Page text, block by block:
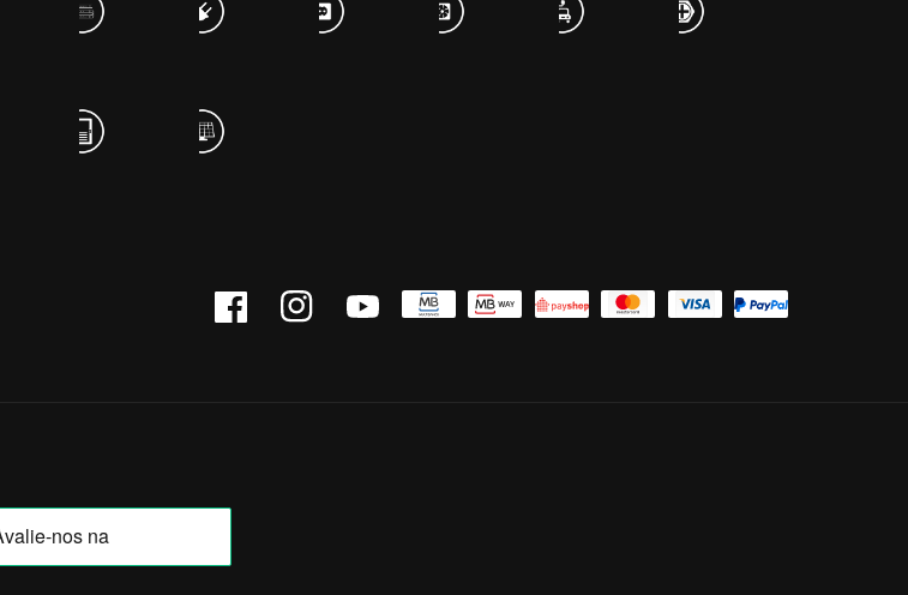
FacebookInstagramYouTube